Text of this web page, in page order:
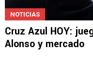
NOTICIAS
Cruz Azul HOY:
Alonso y mercado